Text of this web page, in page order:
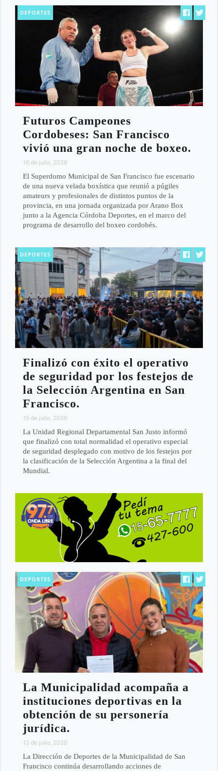
DEPORTES
Futuros Campeones
Cordobeses: San Francisco
vivió una gran noche de boxeo.
16 de julio, 2026
El Superdomo Municipal de San Francisco fue escenario
de una nueva velada boxística que reunió a púgiles
amateurs y profesionales de distintos puntos de la
provincia, en una jornada organizada por Arano Box
junto a la Agencia Córdoba Deportes, en el marco del
programa de desarrollo del boxeo cordobés.
DEPORTES
Finalizó con éxito el operativo
de seguridad por los festejos de
la Selección Argentina en San
Francisco.
15 de julio, 2026
La Unidad Regional Departamental San Justo informó
que finalizó con total normalidad el operativo especial
de seguridad desplegado con motivo de los festejos por
la clasificación de la Selección Argentina a la final del
Mundial.
DEPORTES
La Municipalidad acompaña a
instituciones deportivas en la
obtención de su personería
jurídica.
12 de julio, 2026
La Dirección de Deportes de la Municipalidad de San
Francisco continúa desarrollando acciones de